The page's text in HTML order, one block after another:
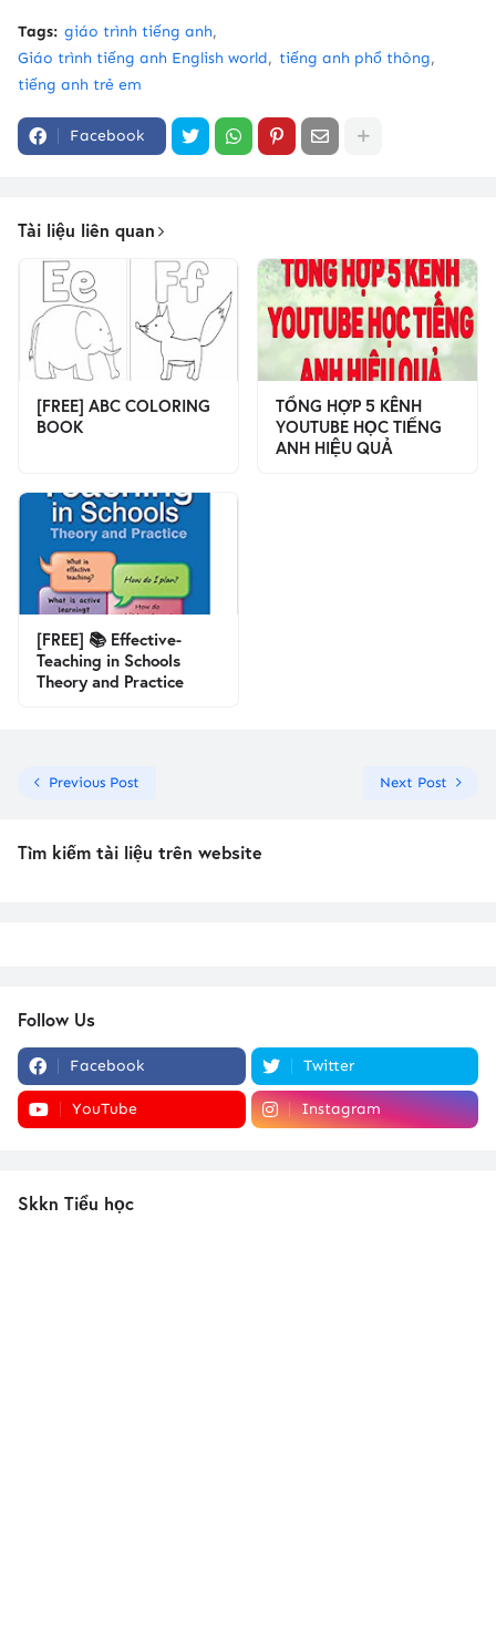
Tags: giáo trình tiếng anh
Giáo trình tiếng anh English world
tiếng anh phổ thông
tiếng anh trẻ em
Facebook
Tài liệu liên quan
[FREE] ABC COLORING
BOOK
TỔNG HỢP 5 KÊNH
YOUTUBE HỌC TIẾNG
ANH HIỆU QUẢ
[FREE] 📚 Effective-
Teaching in Schools
Theory and Practice
Previous Post Next Post
Tìm kiếm tài liệu trên website
Follow Us
Facebook Twitter
YouTube Instagram
Skkn Tiểu học